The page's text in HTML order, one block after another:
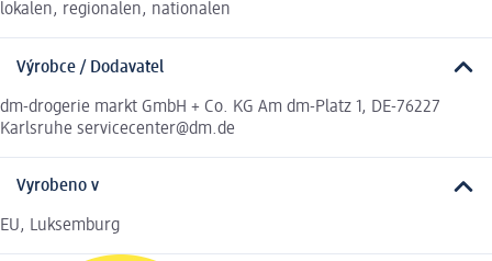
lokalen, regionalen, nationalen
Výrobce / Dodavatel
dm-drogerie markt GmbH + Co. KG Am dm-Platz 1, DE-76227
Karlsruhe servicecenter@dm.de
Vyrobeno v
EU, Luksemburg